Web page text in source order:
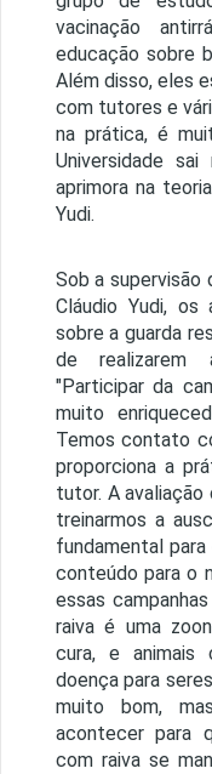
vacinação
educação sobre
Além disso, eles
com tutores e
na prática, é
Universidade
aprimora na
Yudi.
Sob a supervisão
Cláudio Yudi, os
sobre a guarda
de realizarem
"Participar da
muito
Temos contato
proporciona a
tutor. A
treinarmos a
fundamental
conteúdo para o
essas
raiva é uma
cura, e animais
doença para
muito bom,
acontecer para
com raiva se